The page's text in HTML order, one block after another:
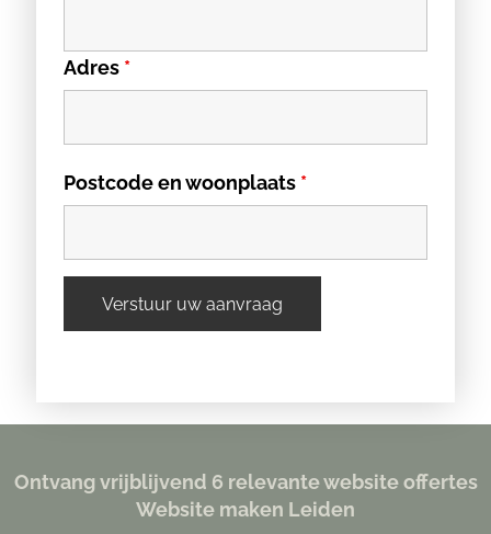
Adres *
Postcode en woonplaats *
Ontvang vrijblijvend 6 relevante website offertes
Website maken Leiden